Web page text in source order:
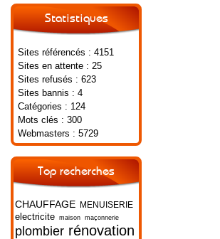
Statistiques
Sites référencés : 4151
Sites en attente : 25
Sites refusés : 623
Sites bannis : 4
Catégories : 124
Mots clés : 300
Webmasters : 5729
Top recherches
CHAUFFAGE MENUISERIE
electricite maison maçonnerie
plombier rénovation